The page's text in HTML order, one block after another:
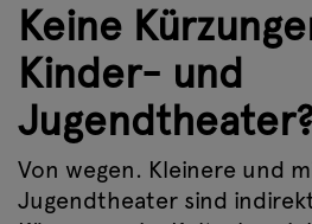
Keine
Kinder- und
Von wegen. Kleinere und
Jugendtheater sind